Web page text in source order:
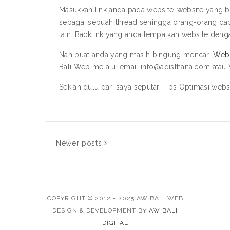
Masukkan link anda pada website-website yang
sebagai sebuah thread sehingga orang-orang
lain. Backlink yang anda tempatkan website
Nah buat anda yang masih bingung mencari
Bali Web melalui email info@adisthana.com
Sekian dulu dari saya seputar Tips Optimasi
Newer posts
COPYRIGHT © 2012 - 2025 AW BALI WEB
DESIGN & DEVELOPMENT BY AW BALI
DIGITAL